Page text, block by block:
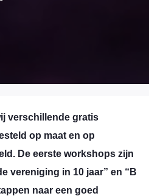
verschillende gratis
op maat en op
De eerste workshops zijn
vereniging in 10 jaar” en “B
naar een goed